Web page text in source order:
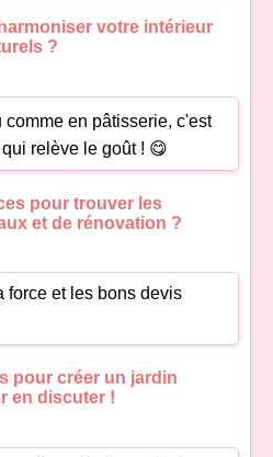
votre intérieur
?
en pâtisserie, c'est
relève le goût ! 😋
pour trouver les
et de rénovation ?
force et les bons devis
pour créer un jardin
en discuter !